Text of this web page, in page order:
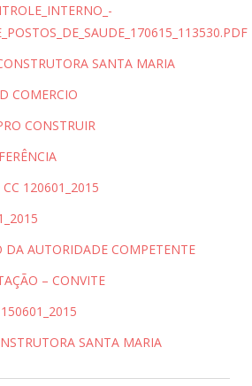
SANTA MARIA
COMERCIO
CONSTRUIR
120601_2015
DA AUTORIDADE COMPETENTE
– CONVITE
SANTA MARIA